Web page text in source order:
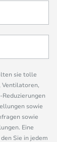
sie tolle
Ventilatoren,
sowie
sowie
Eine
Sie in jedem